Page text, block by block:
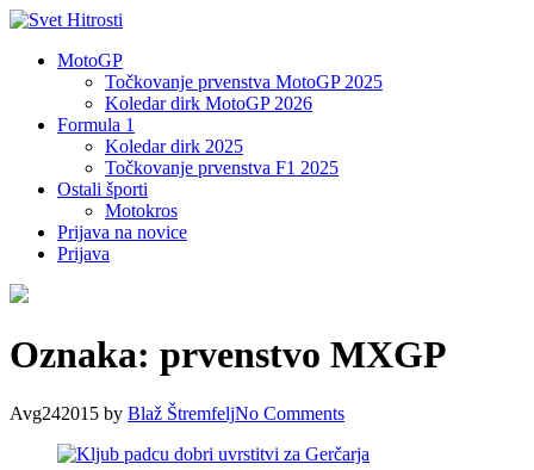
MotoGP
Točkovanje prvenstva MotoGP 2025
Koledar dirk MotoGP 2026
Formula 1
Koledar dirk 2025
Točkovanje prvenstva F1 2025
Ostali športi
Motokros
Prijava na novice
Prijava
Oznaka: prvenstvo MXGP
Avg242015 by Blaž ŠtremfeljNo Comments